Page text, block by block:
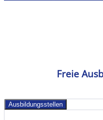
Freie
Ausbildungsstellen